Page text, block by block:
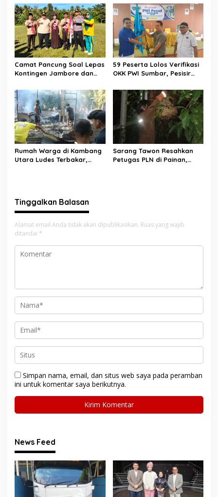
Kredit
Jakarta, Panggung
D’Academy 8 Menggelegar!
Camat Pancung Soal Lepas
Kontingen Jambore dan
kepada Peserta
59 Peserta Lolos Verifikasi
OKK PWI Sumbar, Pesisir
11 Peserta
Rumah Warga di Kambang
Utara Ludes Terbakar,
Sarang Tawon Resahkan
Petugas PLN di Painan,
Tinggalkan Balasan
Alamat email Anda tidak akan dipublikasikan. Ruas yang wajib
ditandai *
Simpan nama, email, dan situs web saya pada peramban
ini untuk komentar saya berikutnya.
News Feed